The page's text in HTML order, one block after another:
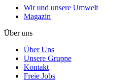
Wir und unsere Umwelt
Magazin
Über uns
Über Uns
Unsere Gruppe
Kontakt
Freie Jobs